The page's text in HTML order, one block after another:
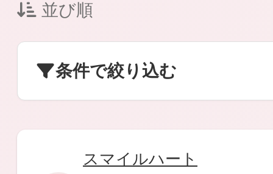
メイクアップ
並び順
条件で絞り込む
スマイルハート